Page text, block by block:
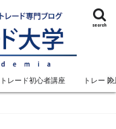
search
トレード初心者講座 トレード